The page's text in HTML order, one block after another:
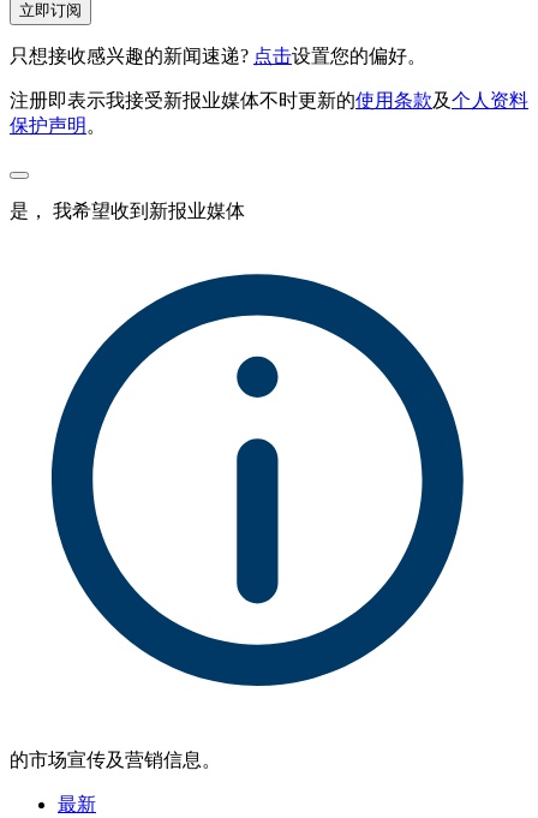
立即订阅
只想接收感兴趣的新闻速递? 点击设置您的偏好。
注册即表示我接受新报业媒体不时更新的使用条款及个人资料
保护声明 。
是， 我希望收到新报业媒体
的市场宣传及营销信息。
最新